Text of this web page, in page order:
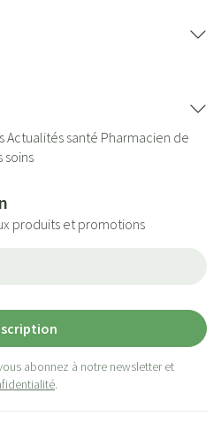
Actualités santé Pharmacien de
soins
produits et promotions
abonnez à notre newsletter et
.